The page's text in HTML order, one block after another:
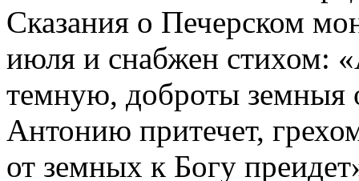
Сказания о Печерском
июля и снабжен стихом:
темную, доброты земныя
Антонию притечет,
от земных к Богу